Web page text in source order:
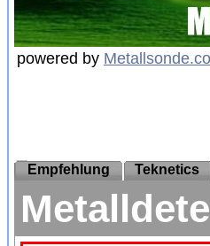
powered by
Empfehlung Teknetics